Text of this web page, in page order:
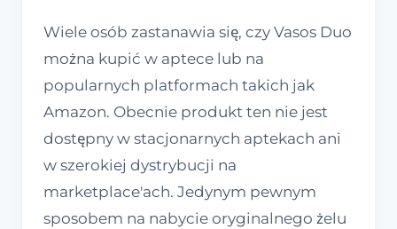
Wiele osób zastanawia się, czy Vasos Duo
można kupić w aptece lub na
popularnych platformach takich jak
Amazon. Obecnie produkt ten nie jest
dostępny w stacjonarnych aptekach ani
w szerokiej dystrybucji na
marketplace'ach. Jedynym pewnym
sposobem na nabycie oryginalnego żelu